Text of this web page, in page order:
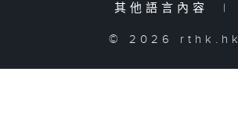
其他語言內容
|
© 2026 rthk.hk